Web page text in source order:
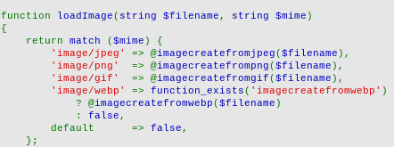
function loadImage( string $filename , string $mime )
{
return match ($mime ) {
'image/jpeg' => @imagecreatefromjpeg($filename ),
'image/png' => @imagecreatefrompng($filename ),
'image/gif' => @imagecreatefromgif($filename ),
'image/webp' => function_exists( 'imagecreatefromwebp' )
? @imagecreatefromwebp($filename )
: false ,
default      => false ,
};